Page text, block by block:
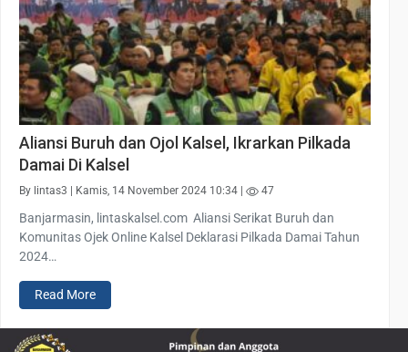
Aliansi Buruh dan Ojol Kalsel, Ikrarkan Pilkada
Damai Di Kalsel
By lintas3 | Kamis, 14 November 2024 10:34 | 47
Banjarmasin, lintaskalsel.com Aliansi Serikat Buruh dan
Komunitas Ojek Online Kalsel Deklarasi Pilkada Damai Tahun
2024…
Read More